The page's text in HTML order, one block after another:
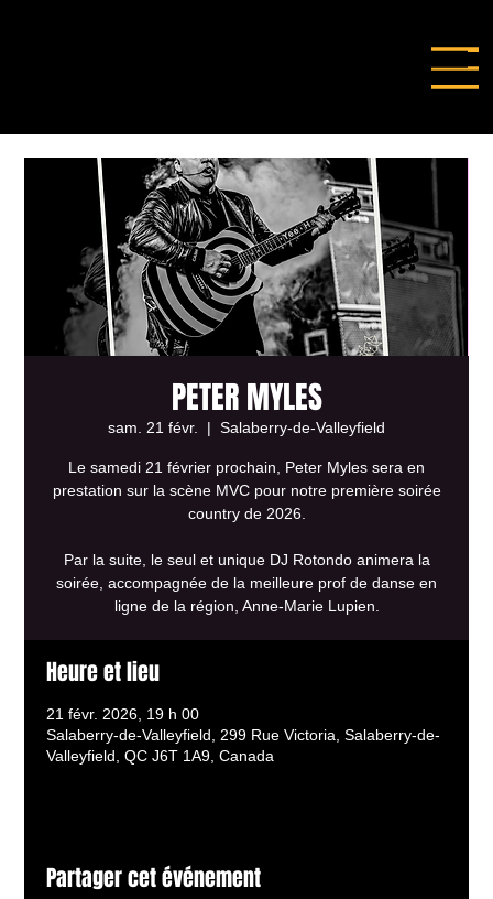
PETER MYLES
sam. 21 févr.
  |
Salaberry-de-Valleyfield
Le samedi 21 février prochain, Peter Myles sera en
prestation sur la scène MVC pour notre première soirée
country de 2026.
Par la suite, le seul et unique DJ Rotondo animera la
soirée, accompagnée de la meilleure prof de danse en
ligne de la région, Anne-Marie Lupien.
Heure et lieu
21 févr. 2026, 19 h 00
Salaberry-de-Valleyfield, 299 Rue Victoria, Salaberry-de-
Valleyfield, QC J6T 1A9, Canada
Partager cet événement